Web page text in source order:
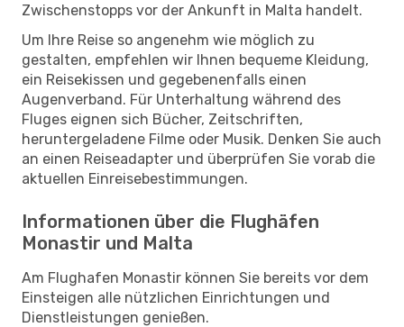
Zwischenstopps vor der Ankunft in Malta handelt.
Um Ihre Reise so angenehm wie möglich zu
gestalten, empfehlen wir Ihnen bequeme Kleidung,
ein Reisekissen und gegebenenfalls einen
Augenverband. Für Unterhaltung während des
Fluges eignen sich Bücher, Zeitschriften,
heruntergeladene Filme oder Musik. Denken Sie auch
an einen Reiseadapter und überprüfen Sie vorab die
aktuellen Einreisebestimmungen.
Informationen über die Flughäfen
Monastir und Malta
Am Flughafen Monastir können Sie bereits vor dem
Einsteigen alle nützlichen Einrichtungen und
Dienstleistungen genießen.